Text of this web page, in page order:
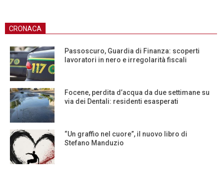
CRONACA
Passoscuro, Guardia di Finanza: scoperti
lavoratori in nero e irregolarità fiscali
Focene, perdita d’acqua da due settimane su
via dei Dentali: residenti esasperati
“Un graffio nel cuore”, il nuovo libro di
Stefano Manduzio